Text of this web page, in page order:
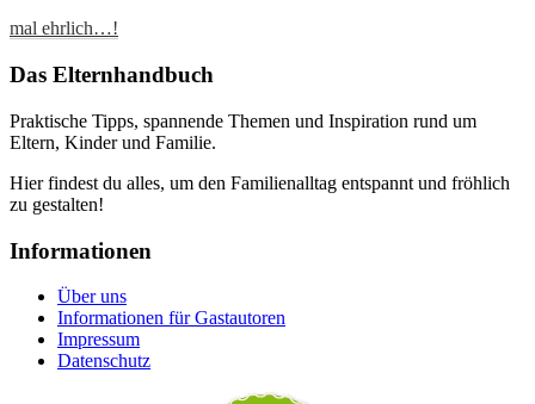
mal ehrlich…!
Das Elternhandbuch
Praktische Tipps, spannende Themen und Inspiration rund um
Eltern, Kinder und Familie.
Hier findest du alles, um den Familienalltag entspannt und fröhlich
zu gestalten!
Informationen
Über uns
Informationen für Gastautoren
Impressum
Datenschutz